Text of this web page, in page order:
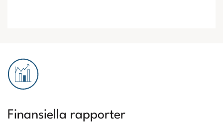
Finansiella rapporter